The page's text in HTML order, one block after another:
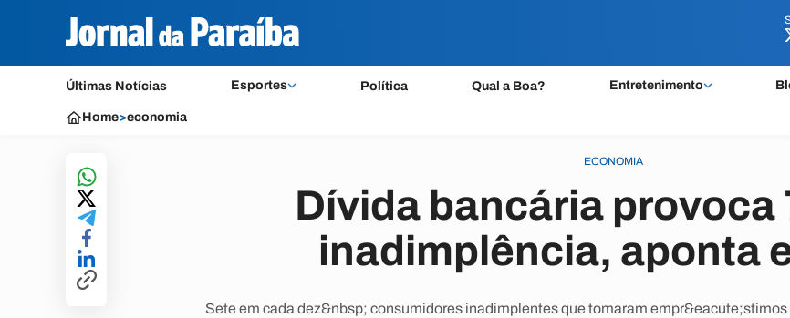
Últimas Notícias Esportes Política Qual a Boa? Entretenimento
Home>economia
ECONOMIA
Dívida bancária provoca
inadimplência, aponta
Sete em cada dez&nbsp; consumidores inadimplentes que tomaram